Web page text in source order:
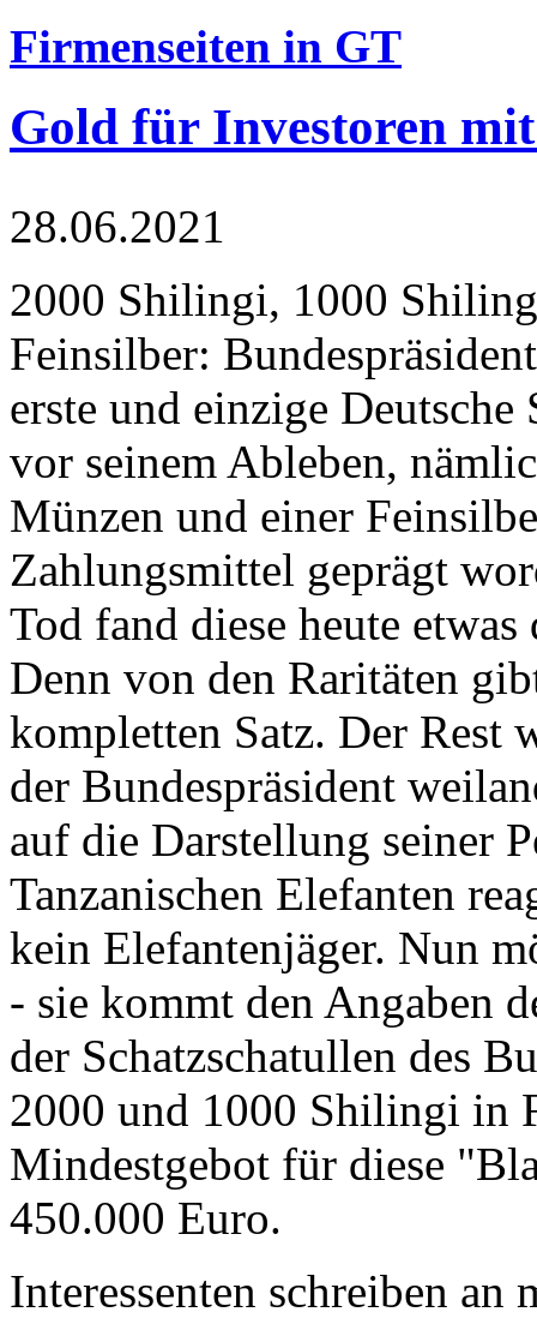
Firmenseiten in GT
Gold für Investoren
28.06.2021
2000 Shilingi, 1000
Feinsilber:
erste und einzige Deutsche
vor seinem Ableben,
Münzen und einer
Zahlungsmittel geprägt
Tod fand diese heute
Denn von den Raritäten
kompletten Satz. Der Rest
der Bundespräsident
auf die Darstellung seiner
Tanzanischen Elefanten
kein Elefantenjäger. Nun
- sie kommt den Angaben
der Schatzschatullen des
2000 und 1000 Shilingi in
Mindestgebot für diese
450.000 Euro.
Interessenten schreiben